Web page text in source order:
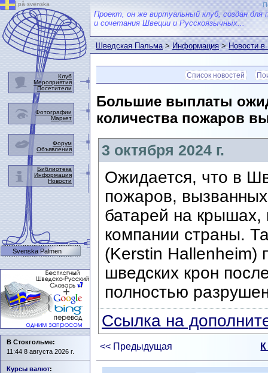
Проект, он же виртуальный клуб, создан для
и сочетания Швеции и Русскоязычных...
Шведская Пальма>Информация>Новости
Список новостей
Большие выплаты
количества пожаров
3 октября 2024 г.
Ожидается, что в
пожаров,
батарей на крышах,
компании страны.
(Kerstin Hallenheim)
шведских крон
полностью
Ссылка на
<< Предыдущая
på svenska
Клуб
Мероприятия
Посетители
Фотографии
Маркет
Форум
Объявления
Библиотека
Информация
Новости
Svenska Palmen
В Стокгольме:
11:44 8 августа 2026 г.
Курсы валют: